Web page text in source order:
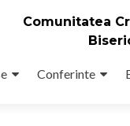
Comunitatea
Conferinte